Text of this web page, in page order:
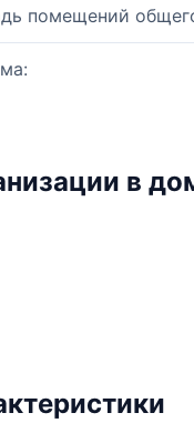
помещений
в